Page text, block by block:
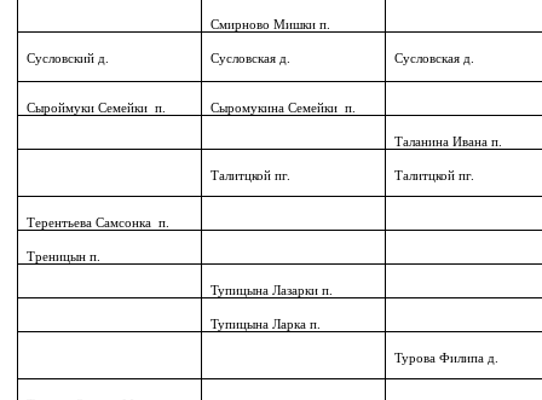
Смирново Мишки п.
Сусловский д. Сусловская д. Сусловская д.
Сыроймуки Семейки п. Сыромукина Семейки п.
Таланина Ивана п.
Талитцкой пг. Талитцкой пг.
Терентьева Самсонка п.
Треницын п.
Тупицына Лазарки п.
Тупицына Ларка п.
Турова Филипа д.